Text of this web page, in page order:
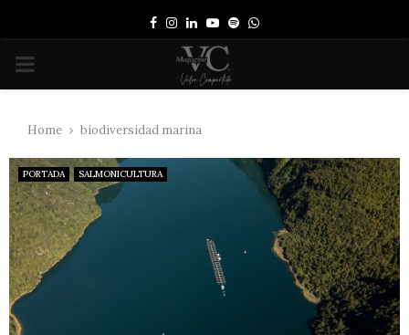
Facebook
Instagram
LinkedinYoutube
SpotifyWhatsapp
PRIMARY
Home biodiversidad marina
PORTADA SALMONICULTURA